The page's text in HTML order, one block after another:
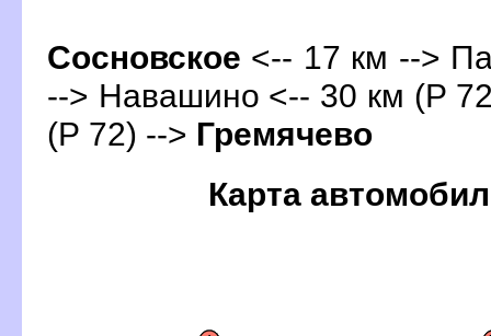
Сосновское <-- 17 км -->
--> Навашино <-- 30 км (Р
(Р 72) --> Гремячево
Карта